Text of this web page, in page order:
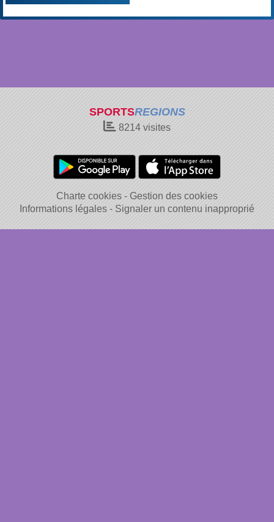
SPORTSREGIONS
8214 visites
Charte cookies
Gestion des cookies
Informations légales
Signaler un contenu inapproprié